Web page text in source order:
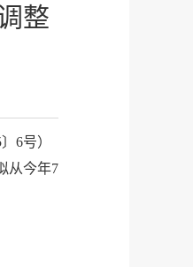
整
6号）
从今年7